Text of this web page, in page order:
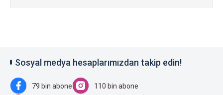
Sosyal medya hesaplarımızdan takip edin!
79 bin abone 110 bin abone